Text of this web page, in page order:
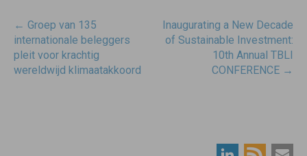
Post
navigatie
← Groep van 135
internationale beleggers
pleit voor krachtig
wereldwijd klimaatakkoord
Inaugurating a New Decade
of Sustainable Investment:
10th Annual TBLI
CONFERENCE →